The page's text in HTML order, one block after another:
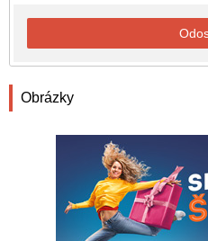
Obrázky